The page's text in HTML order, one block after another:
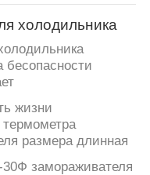
холодильника
бесопасности
жизни
размера длинная
замораживателя